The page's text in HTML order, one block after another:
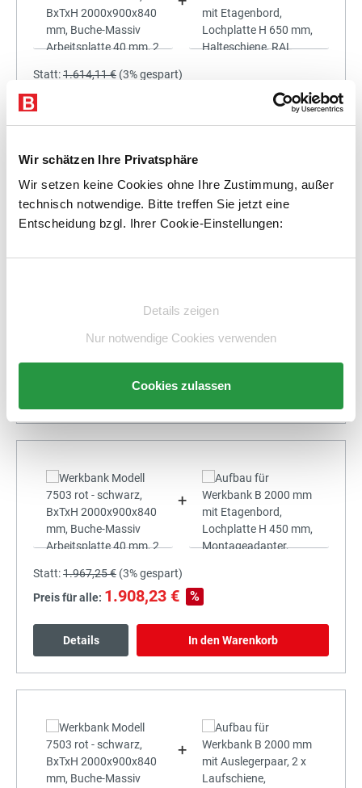
Wir schätzen Ihre Privatsphäre
Wir setzen keine Cookies ohne Ihre Zustimmung, außer
technisch notwendige. Bitte treffen Sie jetzt eine
Entscheidung bzgl. Ihrer Cookie-Einstellungen:
Details zeigen
Nur notwendige Cookies verwenden
Cookies zulassen
Statt:1.614,11 € (3%gespart)
Preis für alle:
1.733,63 € %
In den Warenkorb
+
Statt:1.967,25 € (3%gespart)
Preis für alle: 1.908,23 € %
Details In den Warenkorb
+